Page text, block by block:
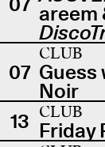
areem
07
CLUB
Guess
Noir
13 CLUB
Friday